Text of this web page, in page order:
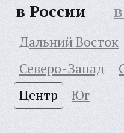
в России
Дальний Восток
Северо-Запад
Центр
Юг